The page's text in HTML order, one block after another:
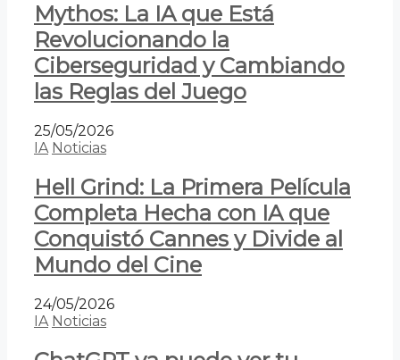
Mythos: La IA que Está
Revolucionando la
Ciberseguridad y Cambiando
las Reglas del Juego
25/05/2026
IA Noticias
Hell Grind: La Primera Película
Completa Hecha con IA que
Conquistó Cannes y Divide al
Mundo del Cine
24/05/2026
IA Noticias